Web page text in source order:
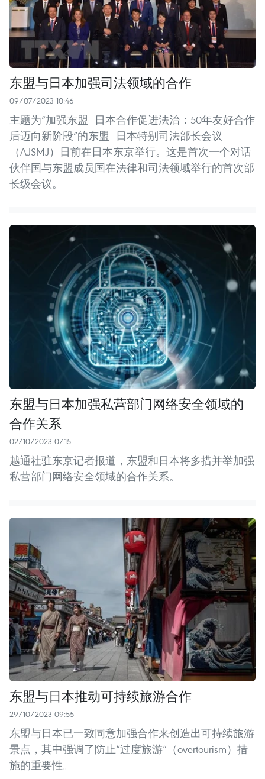
东盟与日本加强司法领域的合作
09/07/2023 10:46
主题为“加强东盟—日本合作促进法治：50年友好合作
后迈向新阶段”的东盟—日本特别司法部长会议
（AJSMJ）日前在日本东京举行。这是首次一个对话
伙伴国与东盟成员国在法律和司法领域举行的首次部
长级会议。
东盟与日本加强私营部门网络安全领域的
合作关系
02/10/2023 07:15
越通社驻东京记者报道，东盟和日本将多措并举加强
私营部门网络安全领域的合作关系。
东盟与日本推动可持续旅游合作
29/10/2023 09:55
东盟与日本已一致同意加强合作来创造出可持续旅游
景点，其中强调了防止“过度旅游”（overtourism）措
施的重要性。